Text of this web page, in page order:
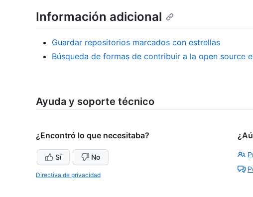
Información adicional
Guardar repositorios marcados con estrellas
Búsqueda de formas de contribuir a la open source
Ayuda y soporte técnico
¿Encontró lo que necesitaba?
Sí No
Directiva de privacidad